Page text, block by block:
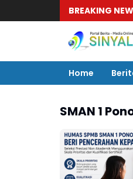
BREAKING
Jukir Ponorogo
Home
SMAN 1